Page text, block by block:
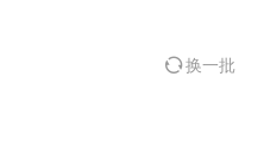
换一批